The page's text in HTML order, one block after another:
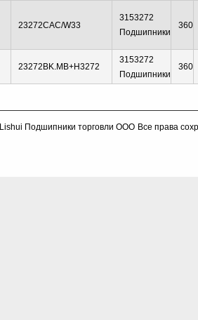
23272CAC/W33
3153272
Подшипники
360
23272BK.MB+H3272
3153272
Подшипники
360
Lishui Подшипники торговли ООО Все права